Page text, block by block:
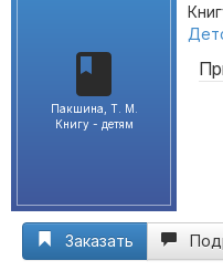
Пакшина, Т. М.
Книгу - детям
Заказать